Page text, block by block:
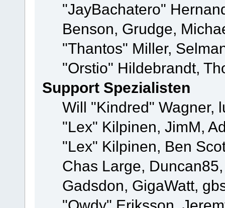
"JayBachatero"
Benson, Grudge,
"Thantos" Miller,
"Orstio" Hildebrandt,
Support Spezialisten
Will "Kindred" Wagner,
"Lex" Kilpinen, JimM,
"Lex" Kilpinen, Ben
Chas Large,
Gadsdon, GigaWatt,